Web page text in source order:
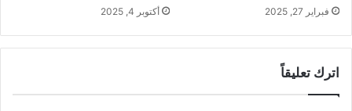
فبراير 27, 2025 أكتوبر 4, 2025
اترك تعليقاً